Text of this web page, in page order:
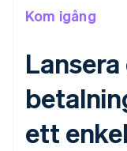
Kom igång
ett